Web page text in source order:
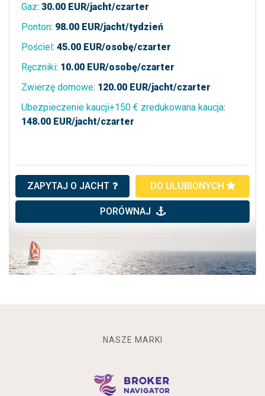
Gaz: 30.00 EUR/jacht/czarter
Ponton: 98.00 EUR/jacht/tydzień
Pościel: 45.00 EUR/osobę/czarter
Ręczniki: 10.00 EUR/osobę/czarter
Zwierzę domowe: 120.00 EUR/jacht/czarter
Ubezpieczenie kaucji+150 € zredukowana kaucja:
148.00 EUR/jacht/czarter
ZAPYTAJ O JACHT DO ULUBIONYCH
PORÓWNAJ
NASZE MARKI